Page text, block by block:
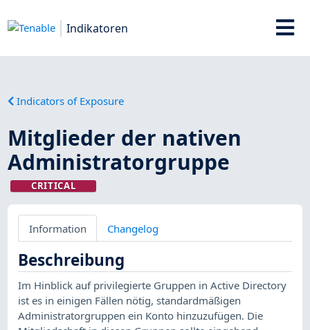
Indikatoren
Indicators of Exposure
Mitglieder der nativen
Administratorgruppe
CRITICAL
Information Changelog
Beschreibung
Im Hinblick auf privilegierte Gruppen in Active Directory
ist es in einigen Fällen nötig, standardmäßigen
Administratorgruppen ein Konto hinzuzufügen. Die